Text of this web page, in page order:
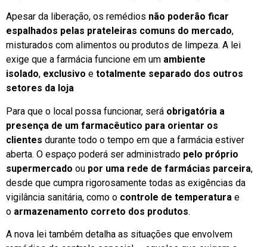
Apesar da liberação, os remédios não poderão ficar
espalhados pelas prateleiras comuns do mercado,
misturados com alimentos ou produtos de limpeza. A lei
exige que a farmácia funcione em um ambiente
isolado, exclusivo e totalmente separado dos outros
setores da loja
Para que o local possa funcionar, será obrigatória a
presença de um farmacêutico para orientar os
clientes durante todo o tempo em que a farmácia estiver
aberta. O espaço poderá ser administrado pelo próprio
supermercado ou por uma rede de farmácias parceira,
desde que cumpra rigorosamente todas as exigências da
vigilância sanitária, como o controle de temperatura e
o armazenamento correto dos produtos.
A nova lei também detalha as situações que envolvem